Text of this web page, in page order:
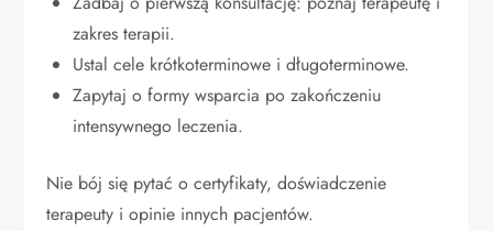
zakres terapii.
Ustal cele krótkoterminowe i długoterminowe.
Zapytaj o formy wsparcia po zakończeniu
intensywnego leczenia.
Nie bój się pytać o certyfikaty, doświadczenie
terapeuty i opinie innych pacjentów.